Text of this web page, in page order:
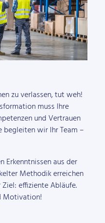
zu verlassen, tut weh!
muss Ihre
und Vertrauen
begleiten wir Ihr Team –
Erkenntnissen aus der
Methodik erreichen
effiziente Abläufe.
Motivation!